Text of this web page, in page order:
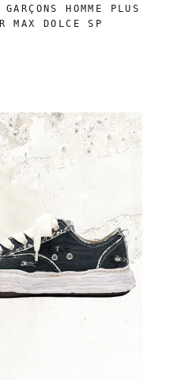
GARÇONS HOMME PLUS
MAX DOLCE SP